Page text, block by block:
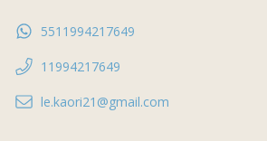
5511994217649
11994217649
le.kaori21@gmail.com